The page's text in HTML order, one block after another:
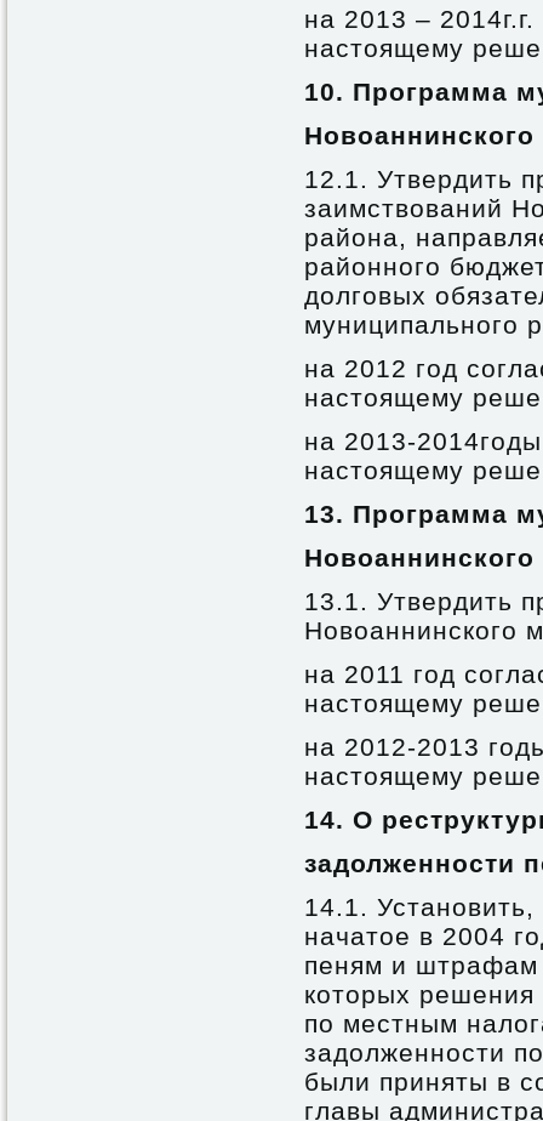
на 2013 –
настоящему
10. Программа
12.1. Утвердить
заимствований
района,
районного
долговых
муниципального
на 2012 год
настоящему
на 2013-
настоящему
13. Программа
13.1. Утвердить
Новоаннинского
на 2011 год
настоящему
на 2012-2013
настоящему
14. О
задолженности
14.1.
начатое в 2004
пеням и штрафам
которых решения
по местным
задолженности
были приняты в
главы